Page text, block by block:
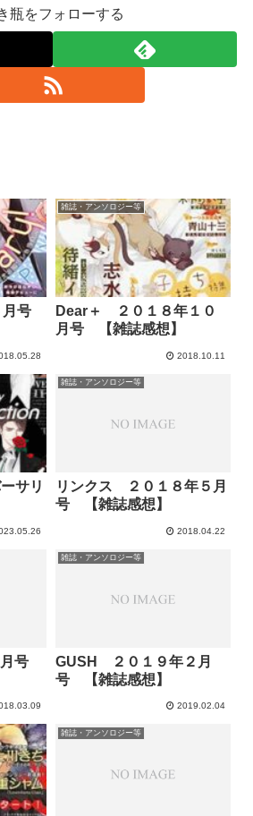
瓶をフォローする
月号
雑誌・アンソロジー等
Dear＋ ２０１８年１０
月号 【雑誌感想】
2018.10.11
サリ
雑誌・アンソロジー等
リンクス ２０１８年５月
号 【雑誌感想】
2018.04.22
月号
雑誌・アンソロジー等
GUSH ２０１９年２月
号 【雑誌感想】
2019.02.04
雑誌・アンソロジー等